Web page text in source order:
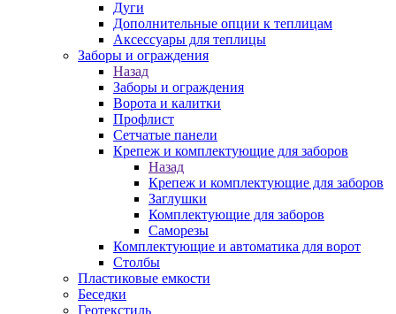
Дуги
Дополнительные опции к теплицам
Аксессуары для теплицы
Заборы и ограждения
Назад
Заборы и ограждения
Ворота и калитки
Профлист
Сетчатые панели
Крепеж и комплектующие для заборов
Назад
Крепеж и комплектующие для заборов
Заглушки
Комплектующие для заборов
Саморезы
Комплектующие и автоматика для ворот
Столбы
Пластиковые емкости
Беседки
Геотекстиль